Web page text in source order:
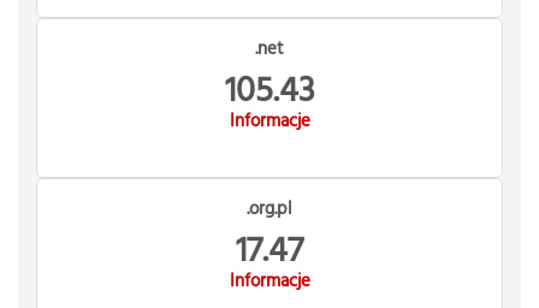
.net
105.43
Informacje
.org.pl
17.47
Informacje